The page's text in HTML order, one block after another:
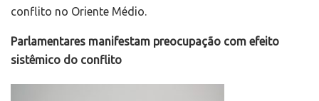
conflito no Oriente Médio.
Parlamentares manifestam preocupação com efeito
sistêmico do conflito